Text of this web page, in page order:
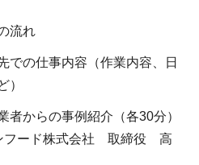
流れ
での仕事内容（作業内容、日
）
者からの事例紹介（各30分）
フード株式会社 取締役 高